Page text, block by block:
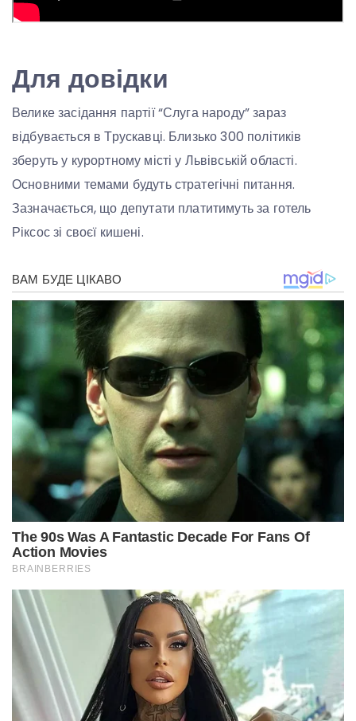
Для довідки
Велике засідання партії “Слуга народу” зараз
відбувається в Трускавці. Близько 300 політиків
зберуть у курортному місті у Львівській області.
Основними темами будуть стратегічні питання.
Зазначається, що депутати платитимуть за готель
Ріксос зі своєї кишені.